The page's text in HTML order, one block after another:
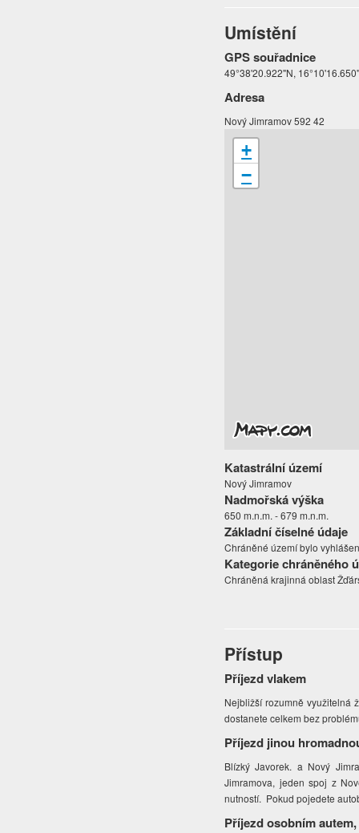
Umístění
GPS souřadnice
49°38'20.922"N,
Adresa
Nový Jimramov 592 42
+
−
Katastrální území
Nový Jimramov
Nadmořská výška
650 m.n.m. - 679 m.n.m.
Základní číselné údaje
Chráněné území bylo
Kategorie chráněného
Chráněná krajinná oblast
Přístup
Příjezd vlakem
Nejbližší rozumně využitelná
dostanete celkem bez
Příjezd jinou
Blízký Javorek. a Nový
Jimramova, jeden spoj z
nutností. Pokud pojedete
Příjezd osobním